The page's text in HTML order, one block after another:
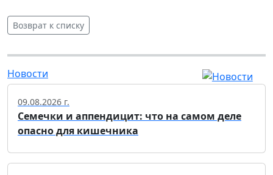
Возврат к списку
Новости
09.08.2026 г.
Семечки и аппендицит: что на самом деле
опасно для кишечника